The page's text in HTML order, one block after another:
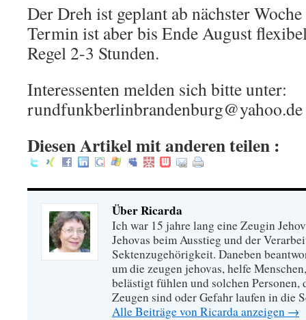
Der Dreh ist geplant ab nächster
Termin ist aber bis Ende August
Regel 2-3 Stunden.
Interessenten melden sich bitte unter:
rundfunkberlinbrandenburg@yahoo.de
Diesen Artikel mit anderen teilen :
Über Ricarda
Ich war 15 jahre lang eine Zeugin
Jehovas beim Ausstieg und der
Sektenzugehörigkeit. Daneben
um die zeugen jehovas, helfe
belästigt fühlen und solchen Personen,
Zeugen sind oder Gefahr laufen in die
Alle Beiträge von Ricarda anzeigen →